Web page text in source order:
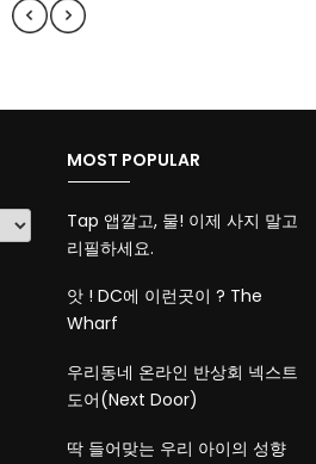
MOST POPULAR
Tap 앱깔고, 물! 이제 사지 말고
리필하세요.
앗 ! DC에 이런곳이 ? The
Wharf
우리동네 온라인 반상회 넥스트
도어(Next Door)
딱 들어맞는 우리 아이의 성향